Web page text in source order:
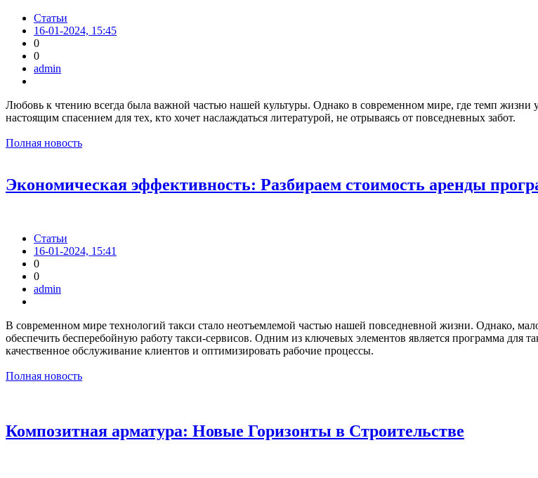
Статьи
16-01-2024, 15:45
0
0
admin
Любовь к чтению всегда была важной частью нашей культуры. Однако в современном мире, где темп жизни
настоящим спасением для тех, кто хочет наслаждаться литературой, не отрываясь от повседневных забот.
Полная новость
Экономическая эффективность: Разбираем стоимость аренды
Статьи
16-01-2024, 15:41
0
0
admin
В современном мире технологий такси стало неотъемлемой частью нашей повседневной жизни. Однако,
обеспечить бесперебойную работу такси-сервисов. Одним из ключевых элементов является программа для
качественное обслуживание клиентов и оптимизировать рабочие процессы.
Полная новость
Композитная арматура: Новые Горизонты в Строительстве